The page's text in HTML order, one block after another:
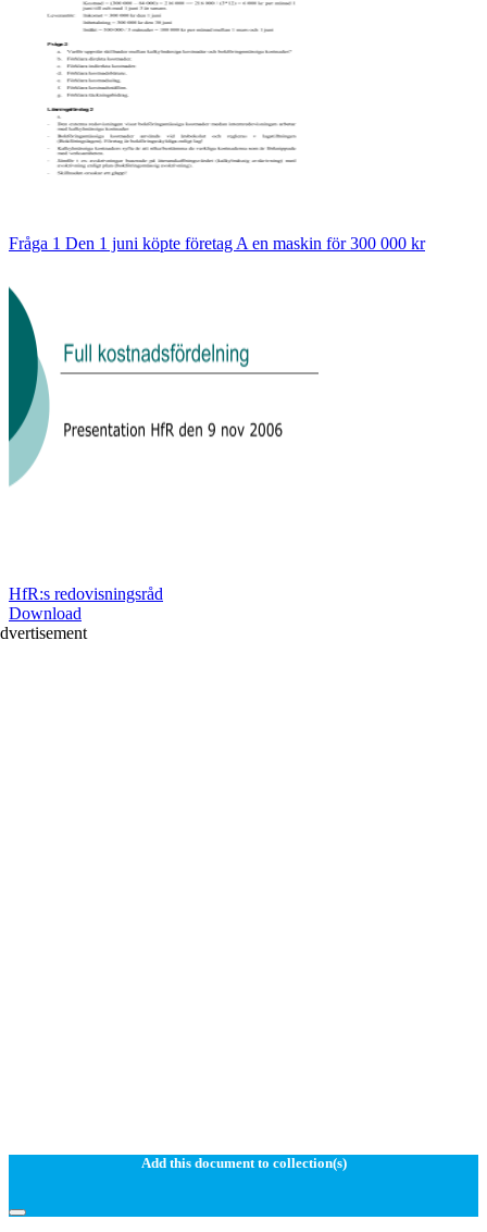
Fråga 1 Den 1 juni köpte företag A en maskin för 300 000 kr
HfR:s redovisningsråd
Download
Add this document to collection(s)